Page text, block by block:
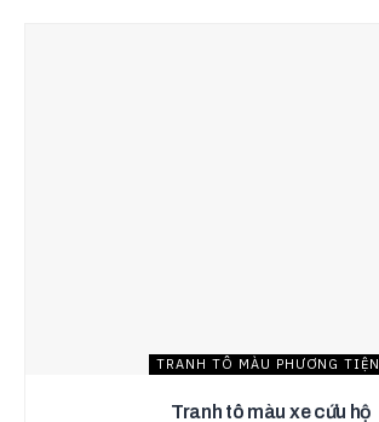
TRANH TÔ MÀU PHƯƠNG TIỆN
Tranh tô màu xe cứu hộ